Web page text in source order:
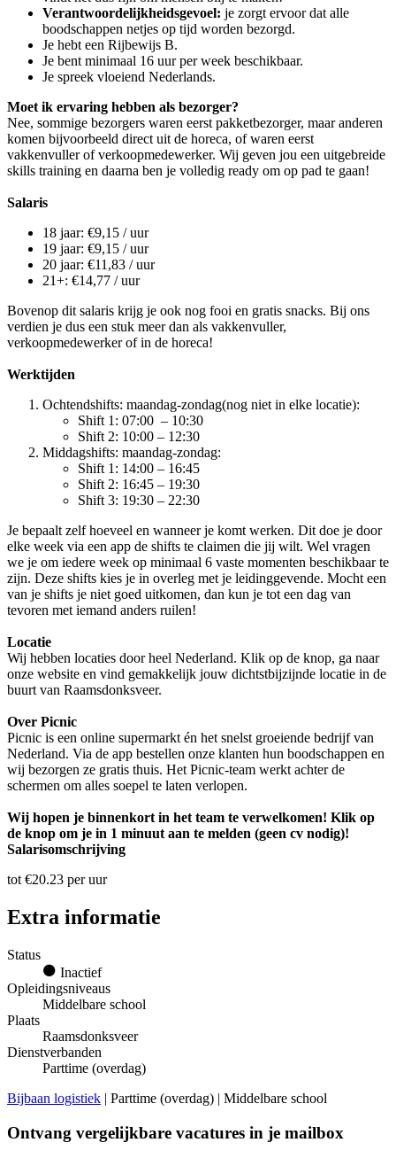
Verantwoordelijkheidsgevoel: je zorgt ervoor dat alle
boodschappen netjes op tijd worden bezorgd.
Je hebt een Rijbewijs B.
Je bent minimaal 16 uur per week beschikbaar.
Je spreek vloeiend Nederlands.
Moet ik ervaring hebben als bezorger?
Nee, sommige bezorgers waren eerst pakketbezorger, maar anderen
komen bijvoorbeeld direct uit de horeca, of waren eerst
vakkenvuller of verkoopmedewerker. Wij geven jou een uitgebreide
skills training en daarna ben je volledig ready om op pad te gaan!
Salaris
18 jaar: €9,15 / uur
19 jaar: €9,15 / uur
20 jaar: €11,83 / uur
21+: €14,77 / uur
Bovenop dit salaris krijg je ook nog fooi en gratis snacks. Bij ons
verdien je dus een stuk meer dan als vakkenvuller,
verkoopmedewerker of in de horeca!
Werktijden
Ochtendshifts: maandag-zondag(nog niet in elke locatie):
Shift 1: 07:00 – 10:30
Shift 2: 10:00 – 12:30
Middagshifts: maandag-zondag:
Shift 1: 14:00 – 16:45
Shift 2: 16:45 – 19:30
Shift 3: 19:30 – 22:30
Je bepaalt zelf hoeveel en wanneer je komt werken. Dit doe je door
elke week via een app de shifts te claimen die jij wilt. Wel vragen
we je om iedere week op minimaal 6 vaste momenten beschikbaar te
zijn. Deze shifts kies je in overleg met je leidinggevende. Mocht een
van je shifts je niet goed uitkomen, dan kun je tot een dag van
tevoren met iemand anders ruilen!
Locatie
Wij hebben locaties door heel Nederland. Klik op de knop, ga naar
onze website en vind gemakkelijk jouw dichtstbijzijnde locatie in de
buurt van Raamsdonksveer.
Over Picnic
Picnic is een online supermarkt én het snelst groeiende bedrijf van
Nederland. Via de app bestellen onze klanten hun boodschappen en
wij bezorgen ze gratis thuis. Het Picnic-team werkt achter de
schermen om alles soepel te laten verlopen.
Wij hopen je binnenkort in het team te verwelkomen! Klik op
de knop om je in 1 minuut aan te melden (geen cv nodig)!
Salarisomschrijving
tot €20.23 per uur
Extra informatie
Status
Inactief
Opleidingsniveaus
Middelbare school
Plaats
Raamsdonksveer
Dienstverbanden
Parttime (overdag)
Bijbaan logistiek | Parttime (overdag) | Middelbare school
Ontvang vergelijkbare vacatures in je mailbox